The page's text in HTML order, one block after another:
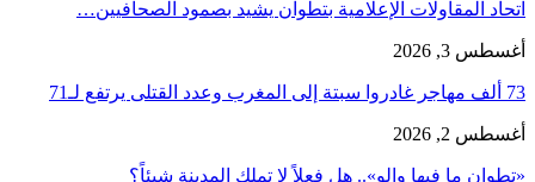
اتحاد المقاولات الإعلامية بتطوان يشيد بصمود الصحافيين…
أغسطس 3, 2026
73 ألف مهاجر غادروا سبتة إلى المغرب وعدد القتلى يرتفع لـ71
أغسطس 2, 2026
«تطوان ما فيها والو».. هل فعلاً لا تملك المدينة شيئاً؟